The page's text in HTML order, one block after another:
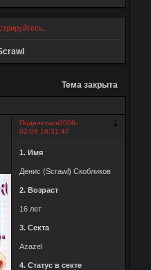
Тема закрыта
Поделиться 1
2008-
02-06 16:31:47
1. Имя
Денис (Scrawl) Скобликов
2. Возраст
16 лет
3. Секта
Azazel
4. Статус в секте